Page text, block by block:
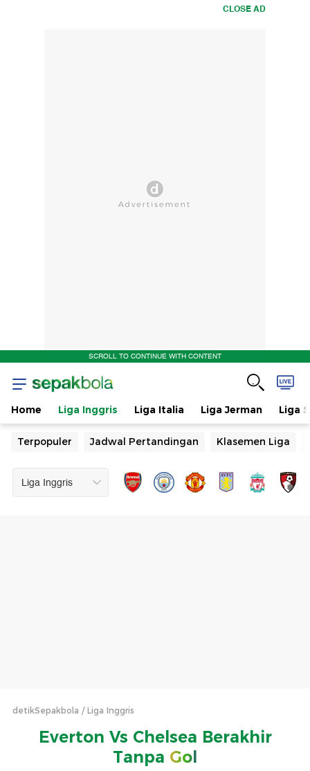
CLOSE AD
SCROLL TO CONTINUE WITH CONTENT
Home Liga Inggris Liga Italia Liga Jerman Liga
Terpopuler Jadwal Pertandingan Klasemen Liga
detikSepakbola Liga Inggris
Everton Vs Chelsea Berakhir
Tanpa Gol